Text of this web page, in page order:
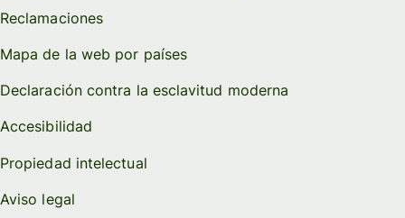
Reclamaciones
Mapa de la web por países
Declaración contra la esclavitud moderna
Accesibilidad
Propiedad intelectual
Aviso legal